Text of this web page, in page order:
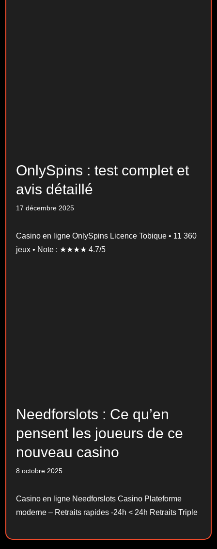
OnlySpins : test complet et
avis détaillé
17 décembre 2025
Casino en ligne OnlySpins Licence Tobique • 11 360
jeux • Note : ★★★★ 4.7/5
Needforslots : Ce qu’en
pensent les joueurs de ce
nouveau casino
8 octobre 2025
Casino en ligne Needforslots Casino Plateforme
moderne – Retraits rapides -24h < 24h Retraits Triple